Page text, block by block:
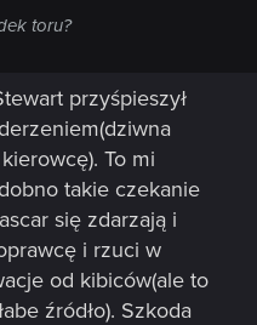
toru?
przyśpieszył
To mi
takie czekanie
się zdarzają i
i rzuci w
od kibiców(ale to
źródło). Szkoda